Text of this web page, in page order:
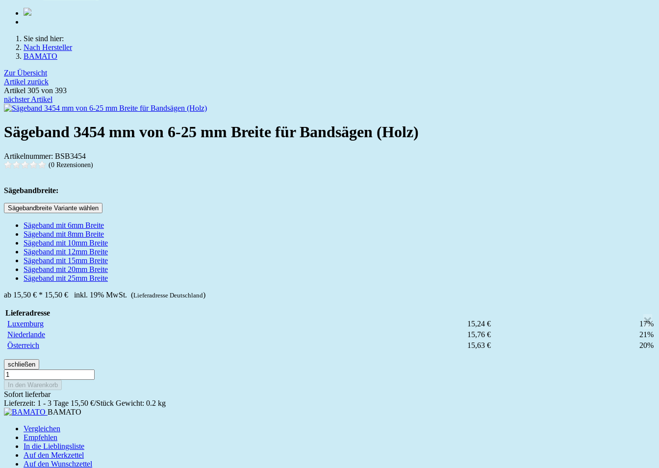
Sie sind hier:
Nach Hersteller
BAMATO
Zur Übersicht
Artikel zurück
Artikel 305 von 393
nächster Artikel
Sägeband 3454 mm von 6-25 mm Breite für Bandsägen (Holz)
Artikelnummer: BSB3454
(0 Rezensionen)
Sägebandbreite:
Sägebandbreite Variante wählen
Sägeband mit 6mm Breite
Sägeband mit 8mm Breite
Sägeband mit 10mm Breite
Sägeband mit 12mm Breite
Sägeband mit 15mm Breite
Sägeband mit 20mm Breite
Sägeband mit 25mm Breite
ab 15,50 € * 15,50 € inkl. 19% MwSt. (Lieferadresse Deutschland)
×
Lieferadresse
Luxemburg
15,24 €
17%
Niederlande
15,76 €
21%
Österreich
15,63 € 20%
schließen
In den Warenkorb
Sofort lieferbar
Lieferzeit: 1 - 3 Tage 15,50 €/Stück Gewicht: 0.2 kg
BAMATO
Vergleichen
Empfehlen
In die Lieblingsliste
Auf den Merkzettel
Auf den Wunschzettel